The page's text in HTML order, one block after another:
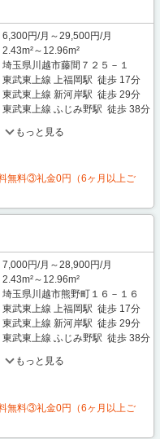
6,300円/月～29,500円/月
2.43m²～12.96m²
埼玉県川越市藤間７２５－１
東武東上線 上福岡駅 徒歩 17分
東武東上線 新河岸駅 徒歩 29分
東武東上線 ふじみ野駅 徒歩 38分
もっと見る
無料③礼金0円（6ヶ月以上ご
7,000円/月～28,900円/月
2.43m²～12.96m²
埼玉県川越市熊野町１６－１６
東武東上線 上福岡駅 徒歩 17分
東武東上線 新河岸駅 徒歩 29分
東武東上線 ふじみ野駅 徒歩 38分
もっと見る
無料③礼金0円（6ヶ月以上ご